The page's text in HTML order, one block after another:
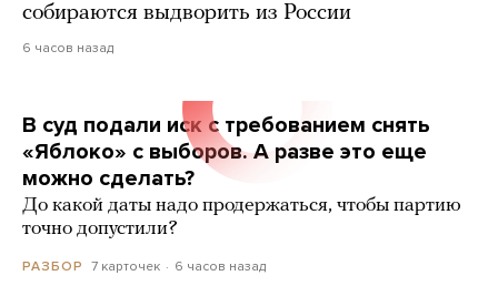
собираются выдворить из России
6 часов назад
В суд подали иск с требованием снять
«Яблоко» с выборов. А разве это еще
можно сделать?
До какой даты надо продержаться, чтобы партию
точно допустили?
РАЗБОР 7 карточек 6 часов назад